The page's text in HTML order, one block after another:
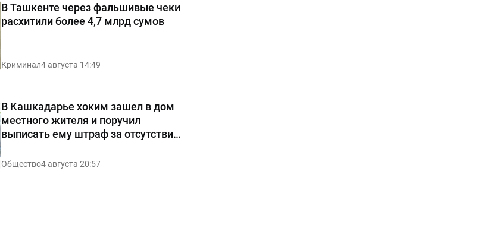
В Ташкенте через фальшивые чеки
расхитили более 4,7 млрд сумов
Криминал4 августа 14:49
В Кашкадарье хоким зашел в дом
местного жителя и поручил
выписать ему штраф за отсутствие
чистоты — видео
Общество4 августа 20:57